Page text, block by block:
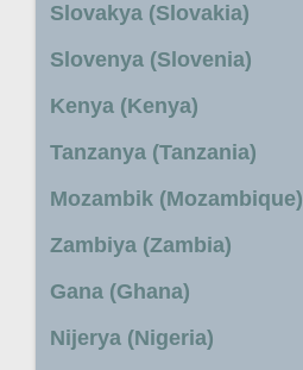
Slovakya (Slovakia)
Slovenya (Slovenia)
Kenya (Kenya)
Tanzanya (Tanzania)
Mozambik (Mozambique)
Zambiya (Zambia)
Gana (Ghana)
Nijerya (Nigeria)